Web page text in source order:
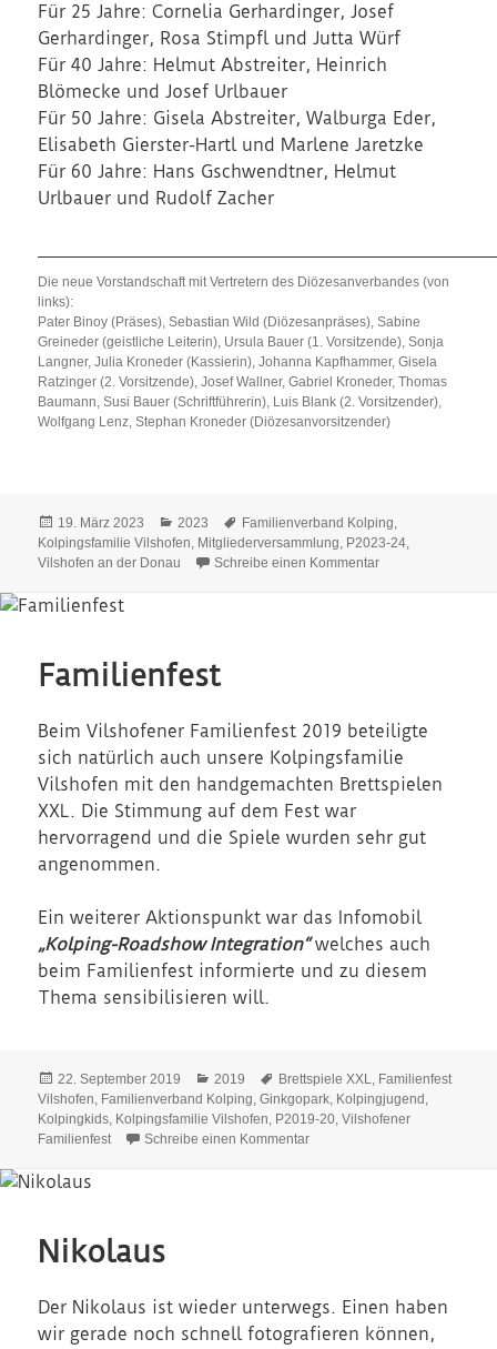
Für 25 Jahre: Cornelia Gerhardinger, Josef
Gerhardinger, Rosa Stimpfl und Jutta Würf
Für 40 Jahre: Helmut Abstreiter, Heinrich
Blömecke und Josef Urlbauer
Für 50 Jahre: Gisela Abstreiter, Walburga Eder,
Elisabeth Gierster-Hartl und Marlene Jaretzke
Für 60 Jahre: Hans Gschwendtner, Helmut
Urlbauer und Rudolf Zacher
Die neue Vorstandschaft mit Vertretern des Diözesanverbandes (von
links):
Pater Binoy (Präses), Sebastian Wild (Diözesanpräses), Sabine
Greineder (geistliche Leiterin), Ursula Bauer (1. Vorsitzende), Sonja
Langner, Julia Kroneder (Kassierin), Johanna Kapfhammer, Gisela
Ratzinger (2. Vorsitzende), Josef Wallner, Gabriel Kroneder, Thomas
Baumann, Susi Bauer (Schriftführerin), Luis Blank (2. Vorsitzender),
Wolfgang Lenz, Stephan Kroneder (Diözesanvorsitzender)
Veröffentlicht
am
19. März 2023 Kategorien
2023 Schlagwörter
Familienverband Kolping,
Kolpingsfamilie Vilshofen, Mitgliederversammlung, P2023-24,
Vilshofen an der Donau
Schreibe einen Kommentarzu
Familienfest
Beim Vilshofener Familienfest 2019 beteiligte
sich natürlich auch unsere Kolpingsfamilie
Vilshofen mit den handgemachten Brettspielen
XXL. Die Stimmung auf dem Fest war
hervorragend und die Spiele wurden sehr gut
angenommen.
Ein weiterer Aktionspunkt war das Infomobil
„Kolping-Roadshow Integration“welches auch
beim Familienfest informierte und zu diesem
Thema sensibilisieren will.
Veröffentlicht
am
22. September 2019 Kategorien
2019 Schlagwörter
Brettspiele XXL, Familienfest
Vilshofen, Familienverband Kolping,Ginkgopark, Kolpingjugend ,
Kolpingkids, Kolpingsfamilie Vilshofen, P2019-20,Vilshofener
Familienfest
Schreibe einen Kommentarzu Familienfest
Nikolaus
Der Nikolaus ist wieder unterwegs. Einen haben
wir gerade noch schnell fotografieren können,